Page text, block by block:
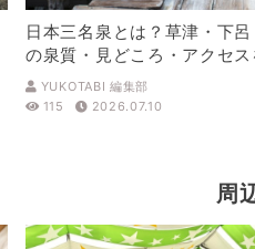
日本三名泉とは？草津・下
の泉質・見どころ・アクセス
解説
YUKOTABI 編集部
115
2026.07.10
周